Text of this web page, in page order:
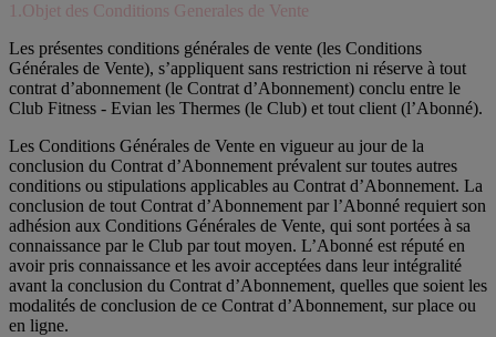
1.Objet des Conditions Generales de Vente
Les présentes conditions générales de vente (les Conditions
Générales de Vente), s’appliquent sans restriction ni réserve à tout
contrat d’abonnement (le Contrat d’Abonnement) conclu entre le
Club Fitness - Evian les Thermes (le Club) et tout client (l’Abonné).
Les Conditions Générales de Vente en vigueur au jour de la
conclusion du Contrat d’Abonnement prévalent sur toutes autres
conditions ou stipulations applicables au Contrat d’Abonnement. La
conclusion de tout Contrat d’Abonnement par l’Abonné requiert son
adhésion aux Conditions Générales de Vente, qui sont portées à sa
connaissance par le Club par tout moyen. L’Abonné est réputé en
avoir pris connaissance et les avoir acceptées dans leur intégralité
avant la conclusion du Contrat d’Abonnement, quelles que soient les
modalités de conclusion de ce Contrat d’Abonnement, sur place ou
en ligne.